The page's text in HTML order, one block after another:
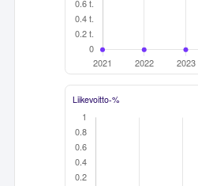
Liikevoitto-%